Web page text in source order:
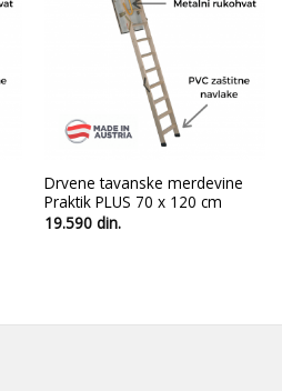
u
Drvene tavanske merdevine
Praktik PLUS 70 x 120 cm
19.590 din.